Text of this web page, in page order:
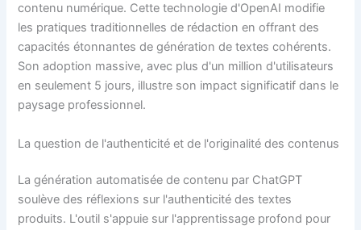
contenu numérique. Cette technologie d'OpenAI modifie
les pratiques traditionnelles de rédaction en offrant des
capacités étonnantes de génération de textes cohérents.
Son adoption massive, avec plus d'un million d'utilisateurs
en seulement 5 jours, illustre son impact significatif dans le
paysage professionnel.
La question de l'authenticité et de l'originalité des contenus
La génération automatisée de contenu par ChatGPT
soulève des réflexions sur l'authenticité des textes
produits. L'outil s'appuie sur l'apprentissage profond pour